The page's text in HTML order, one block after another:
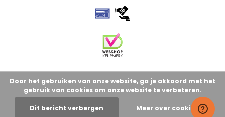
Door het gebruiken van onze website, ga je akkoord met het
gebruik van cookies om onze website te verbeteren.
Dit bericht verbergen Meer over cookies »